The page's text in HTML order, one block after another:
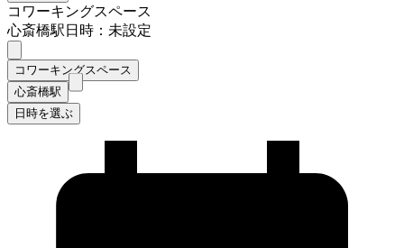
コワーキングスペース
心斎橋駅日時：未設定
コワーキングスペース
心斎橋駅
日時を選ぶ